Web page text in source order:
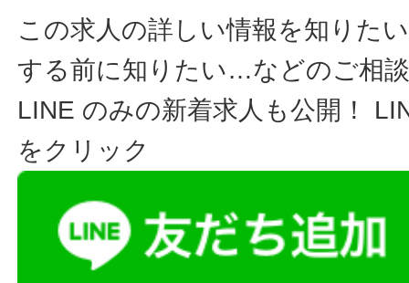
この求人の詳しい情報を知りた
する前に知りたい…などのご相
LINE のみの新着求人も公開！
をクリック